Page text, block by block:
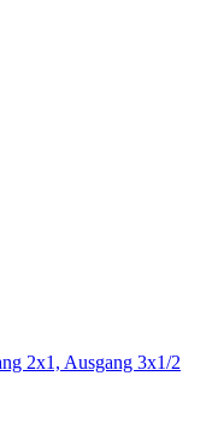
2x1, Ausgang 3x1/2